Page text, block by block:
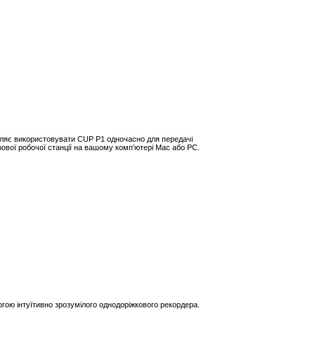
використовувати CUP P1 одночасно для передачі
робочої станції на вашому комп’ютері Mac або PC.
інтуїтивно зрозумілого однодоріжкового рекордера.